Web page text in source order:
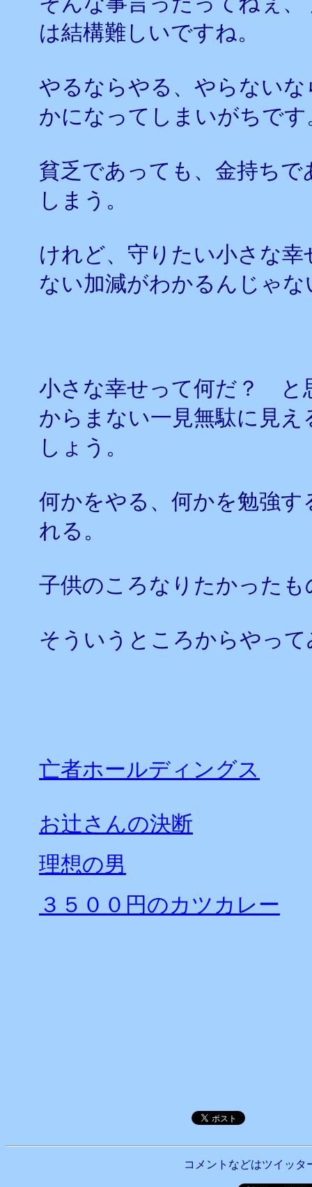
は結構難しいですね。
やるならやる、やらない
かになってしまいがちです
貧乏であっても、金持ち
しまう。
けれど、守りたい小さな
ない加減がわかるんじゃ
小さな幸せって何だ？ と
からまない一見無駄に見
しょう。
何かをやる、何かを勉強
れる。
子供のころなりたかった
そういうところからやっ
亡者ホールディングス
お辻さんの決断
理想の男
３５００円のカツカレー
コメントなどはツイッタ